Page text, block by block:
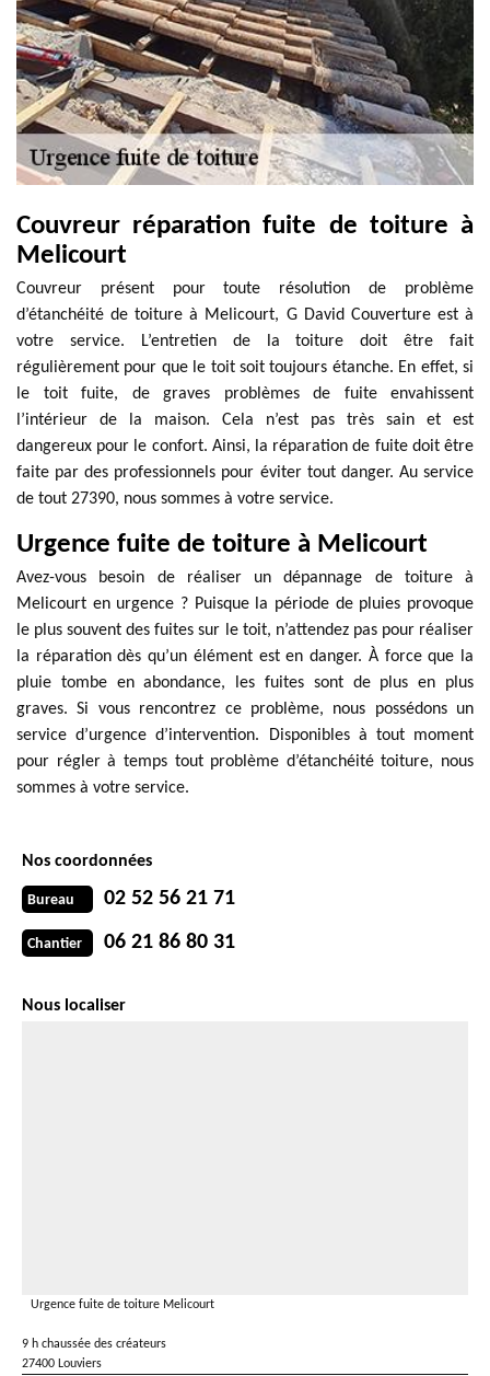
Couvreur réparation fuite de toiture à
Melicourt
Couvreur présent pour toute résolution de problème
d’étanchéité de toiture à Melicourt, G David Couverture est à
votre service. L’entretien de la toiture doit être fait
régulièrement pour que le toit soit toujours étanche. En effet, si
le toit fuite, de graves problèmes de fuite envahissent
l’intérieur de la maison. Cela n’est pas très sain et est
dangereux pour le confort. Ainsi, la réparation de fuite doit être
faite par des professionnels pour éviter tout danger. Au service
de tout 27390, nous sommes à votre service.
Urgence fuite de toiture à Melicourt
Avez-vous besoin de réaliser un dépannage de toiture à
Melicourt en urgence ? Puisque la période de pluies provoque
le plus souvent des fuites sur le toit, n’attendez pas pour réaliser
la réparation dès qu’un élément est en danger. À force que la
pluie tombe en abondance, les fuites sont de plus en plus
graves. Si vous rencontrez ce problème, nous possédons un
service d’urgence d’intervention. Disponibles à tout moment
pour régler à temps tout problème d’étanchéité toiture, nous
sommes à votre service.
Nos coordonnées
Bureau 02 52 56 21 71
Chantier 06 21 86 80 31
Nous localiser
Urgence fuite de toiture Melicourt
9 h chaussée des créateurs
27400 Louviers